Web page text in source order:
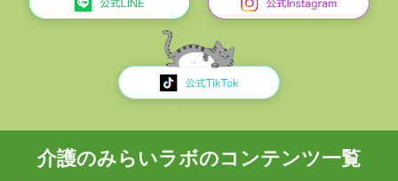
介護のみらいラボのコンテンツ一覧